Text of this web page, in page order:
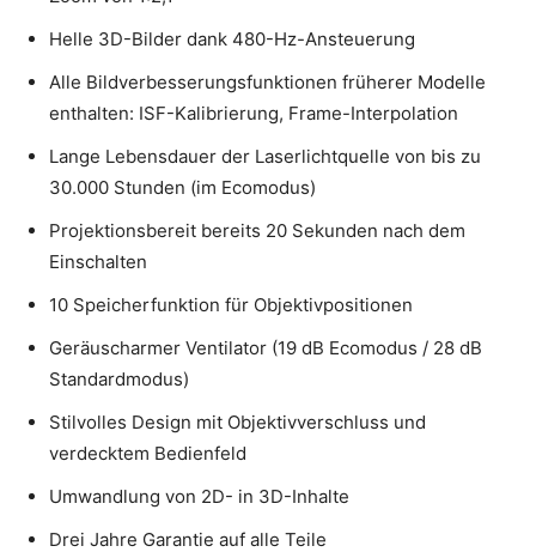
Helle 3D-Bilder dank 480-Hz-Ansteuerung
Alle Bildverbesserungsfunktionen früherer Modelle
enthalten: ISF-Kalibrierung, Frame-Interpolation
Lange Lebensdauer der Laserlichtquelle von bis zu
30.000 Stunden (im Ecomodus)
Projektionsbereit bereits 20 Sekunden nach dem
Einschalten
10 Speicherfunktion für Objektivpositionen
Geräuscharmer Ventilator (19 dB Ecomodus / 28 dB
Standardmodus)
Stilvolles Design mit Objektivverschluss und
verdecktem Bedienfeld
Umwandlung von 2D- in 3D-Inhalte
Drei Jahre Garantie auf alle Teile